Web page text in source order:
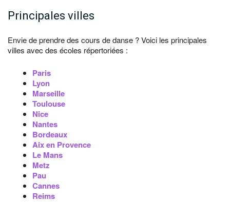
Principales villes
Envie de prendre des cours de danse ? Voici les principales
villes avec des écoles répertoriées :
Paris
Lyon
Marseille
Toulouse
Nice
Nantes
Bordeaux
Aix en Provence
Le Mans
Metz
Pau
Cannes
Reims